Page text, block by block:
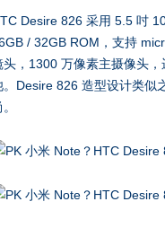
Desire 826 采用 5.5 吋
/ 32GB ROM，支持
头，1300 万像素主摄像头
。Desire 826 造型设计类似